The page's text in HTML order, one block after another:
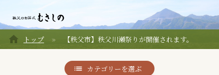
home トップ 【秩父市】秩父川瀬祭りが開催されます。
カテゴリーを選ぶ